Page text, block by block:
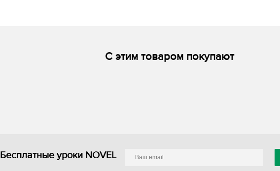
С этим товаром покупают
Бесплатные уроки NOVEL